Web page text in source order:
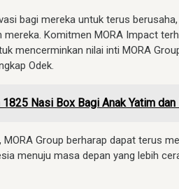
bagi mereka untuk terus
Komitmen MORA Impact
mencerminkan nilai inti MORA
Odek.
Nasi Box Bagi Anak Yatim dan
Group berharap dapat terus
menuju masa depan yang lebih